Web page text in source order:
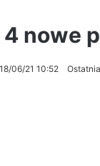
nowe
18/06/21 10:52